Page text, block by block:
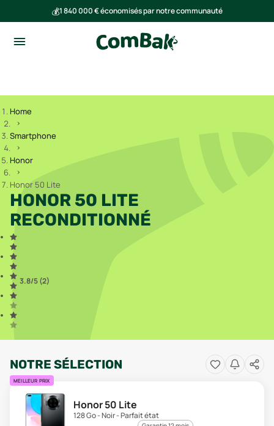
💰1 840 000 € économisés par notre communauté
Home
Smartphone
Honor
Honor 50 Lite
HONOR 50 LITE
RECONDITIONNÉ
3.8/5 (2)
NOTRE SÉLECTION
MEILLEUR PRIX
Honor 50 Lite
128 Go - Noir - Parfait état